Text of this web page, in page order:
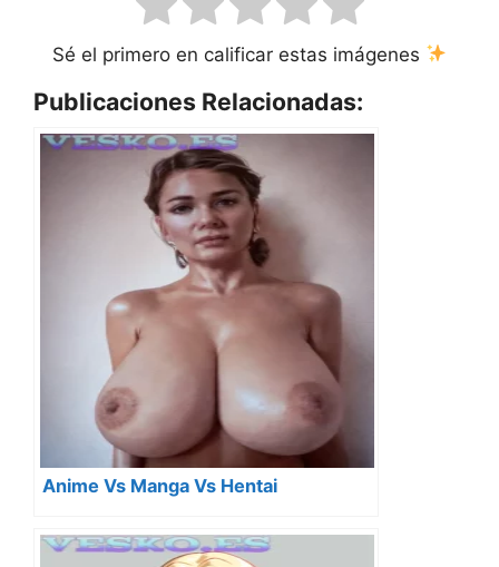
Sé el primero en calificar estas imágenes
Publicaciones Relacionadas:
Anime Vs Manga Vs Hentai